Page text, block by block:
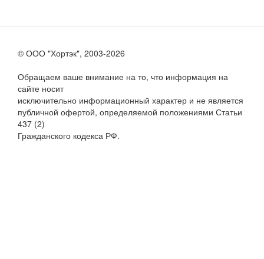
© ООО "Хортэк", 2003-2026
Обращаем ваше внимание на то, что информация на
сайте носит
исключительно информационный характер и не является
публичной офертой, определяемой положениями Статьи
437 (2)
Гражданского кодекса РФ.